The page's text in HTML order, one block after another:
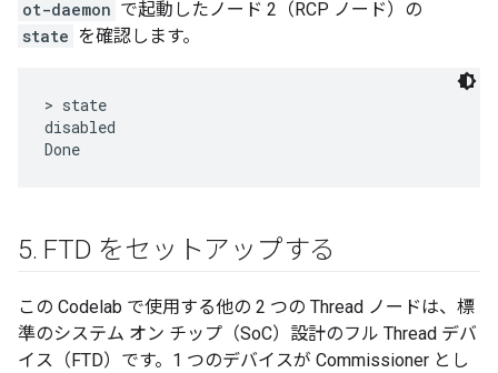
ot-daemon で起動したノード 2（RCP ノード）の
state を確認します。
> state
disabled
5. FTD をセットアップする
この Codelab で使用する他の 2 つの Thread ノードは、標
準のシステム オン チップ（SoC）設計のフル Thread デバ
イス（FTD）です。1 つのデバイスが Commissioner とし